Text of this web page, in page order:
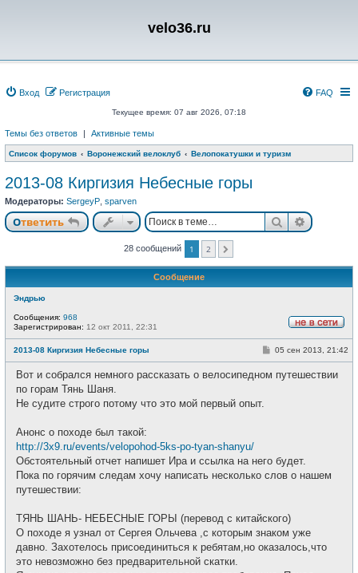
velo36.ru
Вход Регистрация FAQ
Текущее время: 07 авг 2026, 07:18
Темы без ответов | Активные темы
Список форумов Воронежский велоклуб Велопокатушки и туризм
2013-08 Киргизия Небесные горы
Модераторы: SergeyP sparven
Ответить Поиск
28 сообщений 1 2
Сообщение
Эндрью
в
с
Сообщения: 968
Зарегистрирован: 12 окт 2011, 22:31
2013-08 Киргизия Небесные горы
С05 сен 2013, 21:42
Вот и собрался немного рассказать о велосипедном путешествии
по горам Тянь Шаня.
Не судите строго потому что это мой первый опыт.
Анонс о походе был такой:
http://3x9.ru/events/velopohod-5ks-po-tyan-shanyu/
Обстоятельный отчет напишет Ира и ссылка на него будет.
Пока по горячим следам хочу написать несколько слов о нашем
путешествии:
ТЯНЬ ШАНЬ- НЕБЕСНЫЕ ГОРЫ (перевод с китайского)
О походе я узнал от Сергея Ольчева ,с которым знаком уже
давно. Захотелось присоединиться к ребятам,но оказалось,что
это невозможно без предварительной скатки.